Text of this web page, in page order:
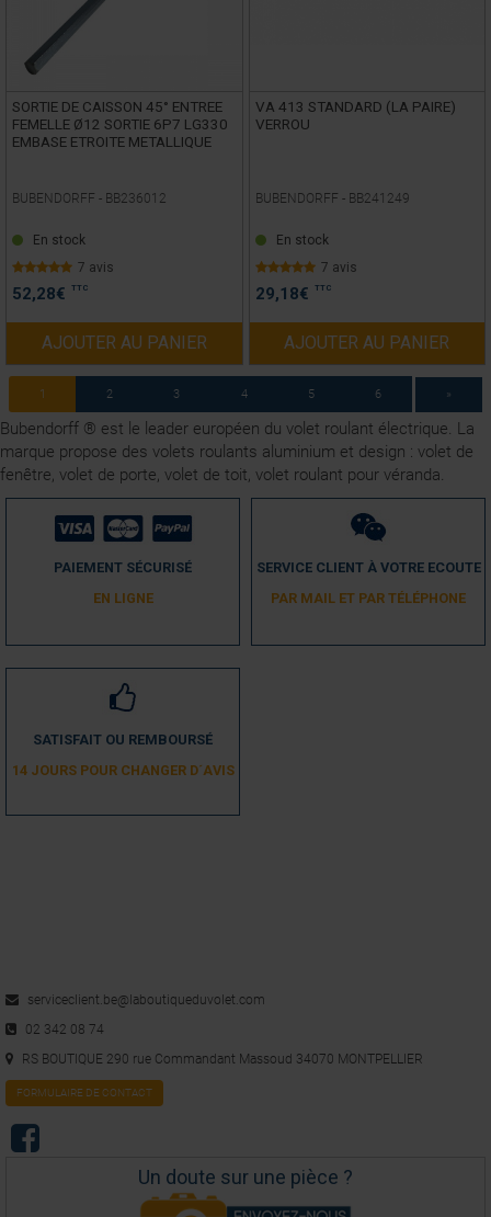
Bubendorff ® est le leader européen du volet roulant électrique. La
marque propose des volets roulants aluminium et design : volet de
fenêtre, volet de porte, volet de toit, volet roulant pour véranda.
SORTIE DE CAISSON 45° ENTREE
FEMELLE Ø12 SORTIE 6P7 LG330
EMBASE ETROITE METALLIQUE
BUBENDORFF - BB236012
En stock
7 avis
52,28€ TTC
AJOUTER AU PANIER
VA 413 STANDARD (LA PAIRE)
VERROU
BUBENDORFF - BB241249
En stock
7 avis
29,18€ TTC
AJOUTER AU PANIER
1 2 3 4 5 6 »
PAIEMENT SÉCURISÉ
EN LIGNE
SERVICE CLIENT À VOTRE ECOUTE
PAR MAIL ET PAR TÉLÉPHONE
SATISFAIT OU REMBOURSÉ
14 JOURS POUR CHANGER D´AVIS
serviceclient.be@laboutiqueduvolet.com
02 342 08 74
RS BOUTIQUE 290 rue Commandant Massoud 34070 MONTPELLIER
FORMULAIRE DE CONTACT
Un doute sur une pièce ?